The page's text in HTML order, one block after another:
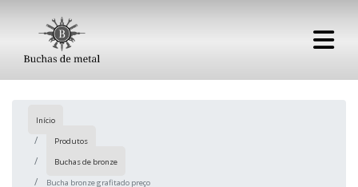
Início
Produtos
Buchas de bronze
Bucha bronze grafitado preço